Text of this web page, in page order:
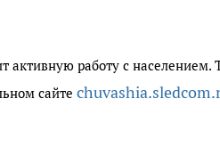
активную работу с населением.
сайте